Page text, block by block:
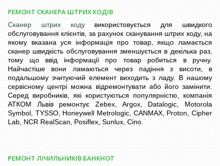
РЕМОНТ СКАНЕРА ШТРИХ КОДІВ
Сканер штрих кодувикористовується для швидкого
обслуговування клієнтів, за рахунок сканування штрих коду, на
якому вказана уся інформація про товар, якщо ламається
сканер швидкість обслуговування зменшується в декілька раз,
тому що ввід інформації про товар робиться в ручну.
Найчастіше вони ламаються через падіння з висоти, в
подальшому зчитуючий елемент виходить з ладу. В нашому
сервісному центрі можна відремонтувати або його замінити.
Серед виробників, які користуються популярністю, компанія
АТКОМ Львів ремонтує Zebex, Argox, Datalogic, Motorola
Symbol, TYSSO, Honeywell Metrologic, CANMAX, Proton, Cipher
Lab, NCR RealScan, Posiflex, Sunlux, Cino.
РЕМОНТ ЛІЧИЛЬНИКІВ БАНКНОТ